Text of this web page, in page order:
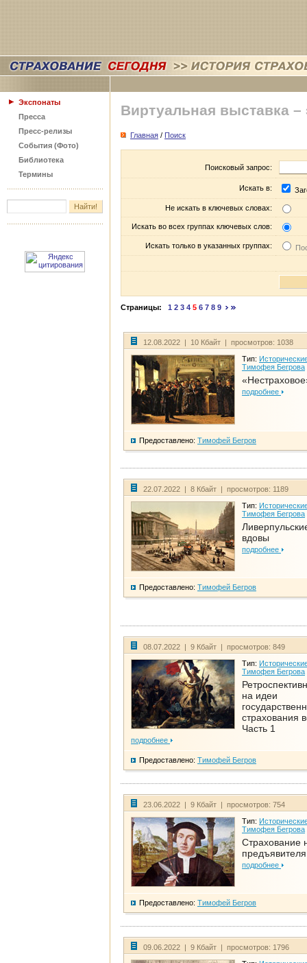
Экспонаты
Пресса
Пресс-релизы
События (Фото)
Библиотека
Термины
Виртуальная выставка –
Главная / Поиск
Поисковый запрос:
Искать в:
Не искать в ключевых словах:
Искать во всех группах ключевых слов:
Искать только в указанных группах:
Страницы: 1 2 3 4 5 6 7 8 9
12.08.2022 | 10 Кбайт | просмотров: 1038
Тип:
Тимофея Бегрова
подробнее
Предоставлено: Тимофей Бегров
22.07.2022 | 8 Кбайт | просмотров: 1189
Тип:
Тимофея Бегрова
вдовы
подробнее
Предоставлено: Тимофей Бегров
08.07.2022 | 9 Кбайт | просмотров: 849
Тип:
Тимофея Бегрова
на идеи
страхования
Часть 1
подробнее
Предоставлено: Тимофей Бегров
23.06.2022 | 9 Кбайт | просмотров: 754
Тип:
Тимофея Бегрова
Страхование
предъявителя
подробнее
Предоставлено: Тимофей Бегров
09.06.2022 | 9 Кбайт | просмотров: 1796